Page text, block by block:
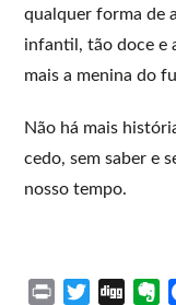
qualquer forma de
infantil, tão doce e
mais a menina do
Não há mais
cedo, sem saber e
nosso tempo.
D